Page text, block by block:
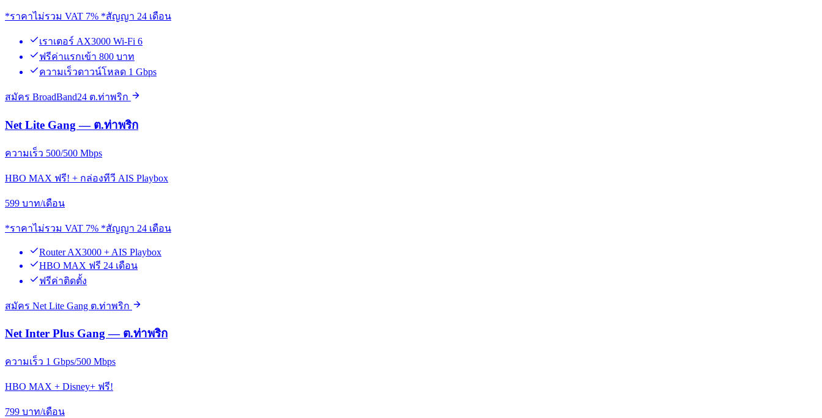
*ราคาไม่รวม VAT 7% *สัญญา 24 เดือน
เราเตอร์ AX3000 Wi-Fi 6
ฟรีค่าแรกเข้า 800 บาท
ความเร็วดาวน์โหลด 1 Gbps
สมัคร BroadBand24 ต.ท่าพริก
Net Lite Gang — ต.ท่าพริก
ความเร็ว 500/500 Mbps
HBO MAX ฟรี! + กล่องทีวี AIS Playbox
599 บาท/เดือน
*ราคาไม่รวม VAT 7% *สัญญา 24 เดือน
Router AX3000 + AIS Playbox
HBO MAX ฟรี 24 เดือน
ฟรีค่าติดตั้ง
สมัคร Net Lite Gang ต.ท่าพริก
Net Inter Plus Gang — ต.ท่าพริก
ความเร็ว 1 Gbps/500 Mbps
HBO MAX + Disney+ ฟรี!
799 บาท/เดือน